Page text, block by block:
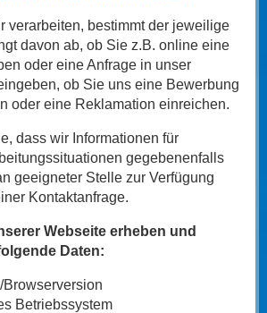
verarbeiten, bestimmt der jeweilige
davon ab, ob Sie z.B. online eine
oder eine Anfrage in unser
ob Sie uns eine Bewerbung
oder eine Reklamation einreichen.
dass wir Informationen für
gegebenenfalls
geeigneter Stelle zur Verfügung
Kontaktanfrage.
Webseite erheben und
Daten:
Browserversion
Betriebssystem